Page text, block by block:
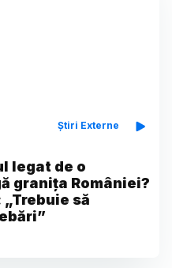
Știri Externe
legat de o
granița României?
să